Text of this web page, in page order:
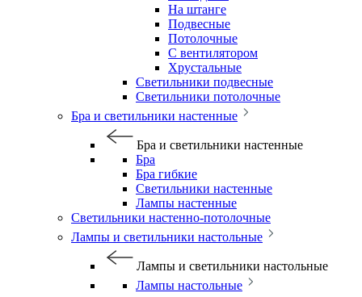
На штанге
Подвесные
Потолочные
С вентилятором
Хрустальные
Светильники подвесные
Светильники потолочные
Бра и светильники настенные
Бра и светильники настенные
Бра
Бра гибкие
Светильники настенные
Лампы настенные
Светильники настенно-потолочные
Лампы и светильники настольные
Лампы и светильники настольные
Лампы настольные